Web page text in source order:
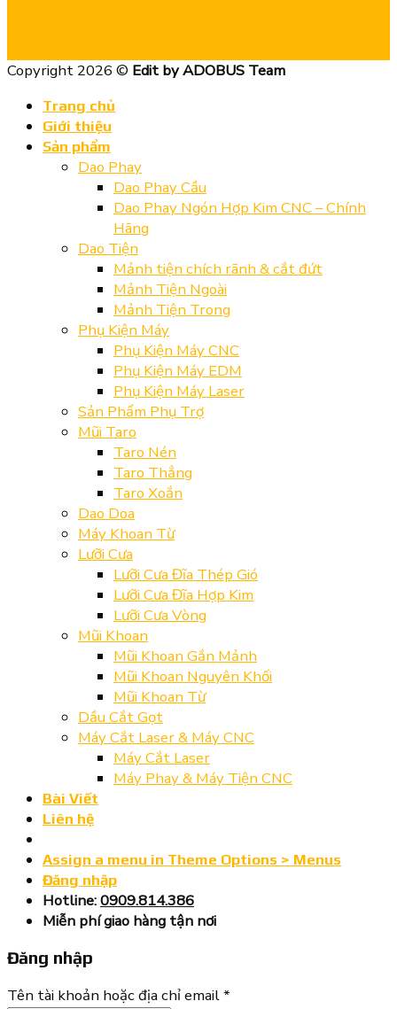
Copyright 2026 © Edit by ADOBUS Team
Trang chủ
Giới thiệu
Sản phẩm
Dao Phay
Dao Phay Cầu
Dao Phay Ngón Hợp Kim CNC – Chính
Hãng
Dao Tiện
Mảnh tiện chích rãnh & cắt đứt
Mảnh Tiện Ngoài
Mảnh Tiện Trong
Phụ Kiện Máy
Phụ Kiện Máy CNC
Phụ Kiện Máy EDM
Phụ Kiện Máy Laser
Sản Phẩm Phụ Trợ
Mũi Taro
Taro Nén
Taro Thẳng
Taro Xoắn
Dao Doa
Máy Khoan Từ
Lưỡi Cưa
Lưỡi Cưa Đĩa Thép Gió
Lưỡi Cưa Đĩa Hợp Kim
Lưỡi Cưa Vòng
Mũi Khoan
Mũi Khoan Gắn Mảnh
Mũi Khoan Nguyên Khối
Mũi Khoan Từ
Dầu Cắt Gọt
Máy Cắt Laser & Máy CNC
Máy Cắt Laser
Máy Phay & Máy Tiện CNC
Bài Viết
Liên hệ
Assign a menu in Theme Options > Menus
Đăng nhập
Hotline:0909.814.386
Miễn phí giao hàng tận nơi
Đăng nhập
Tên tài khoản hoặc địa chỉ email*